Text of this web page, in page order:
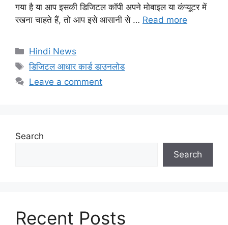
गया है या आप इसकी डिजिटल कॉपी अपने मोबाइल या कंप्यूटर में
रखना चाहते हैं, तो आप इसे आसानी से … Read more
Categories
Hindi News
Tags
डिजिटल आधार कार्ड डाउनलोड
Leave a comment
Search
Search
Recent Posts